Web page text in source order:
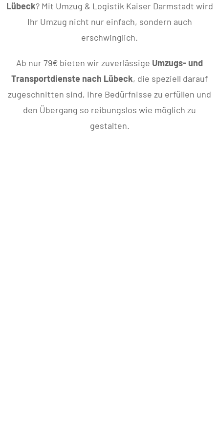
Lübeck? Mit Umzug & Logistik Kaiser Darmstadt wird
Ihr Umzug nicht nur einfach, sondern auch
erschwinglich.
Ab nur 79€ bieten wir zuverlässige Umzugs- und
Transportdienste nach Lübeck, die speziell darauf
zugeschnitten sind, Ihre Bedürfnisse zu erfüllen und
den Übergang so reibungslos wie möglich zu
gestalten.